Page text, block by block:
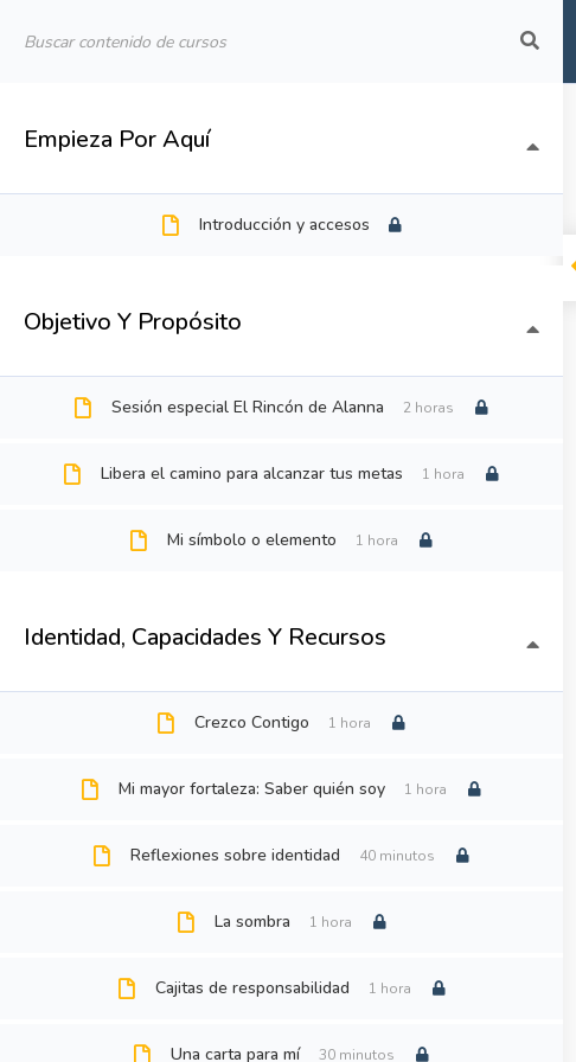
Empieza Por Aquí
Introducción y accesos
Objetivo Y Propósito
Sesión especial El Rincón de Alanna 2 horas
Libera el camino para alcanzar tus metas 1 hora
Mi símbolo o elemento 1 hora
Identidad, Capacidades Y Recursos
Crezco Contigo 1 hora
Mi mayor fortaleza: Saber quién soy 1 hora
Reflexiones sobre identidad 40 minutos
La sombra 1 hora
Cajitas de responsabilidad 1 hora
Una carta para mí 30 minutos
COACHING
TOC TOC,